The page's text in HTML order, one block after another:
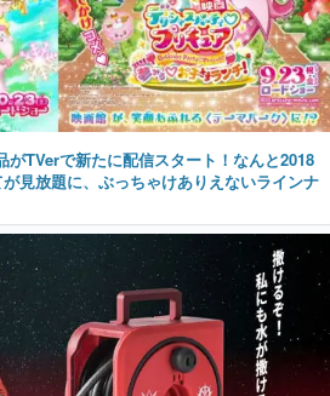
がTVerで新たに配信スタート！なんと2018
見放題に、ぶっちゃけありえないラインナ